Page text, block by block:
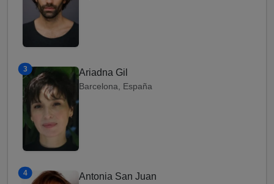
3 Ariadna Gil
Barcelona, España
4 Antonia San Juan